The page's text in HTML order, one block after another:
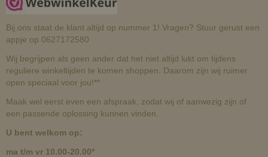
Bij ons staat de klant altijd op nummer 1! Vragen? Stuur gerust een
appje op 0627172580
Wij begrijpen als geen ander dat het niet altijd lukt om tijdens
reguliere winkeltijden te komen shoppen. Daarom zijn wij ruimer
open speciaal voor jou!**
Maak wel eerst even een afspraak, zodat wij of aanwezig zijn of
een passende oplossing kunnen vinden.
U bent welkom op:
ma t/m vr 10.00-20.00*